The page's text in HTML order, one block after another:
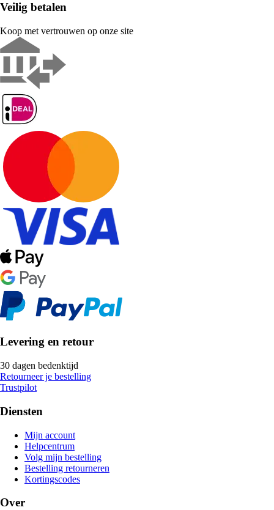
Veilig betalen
Koop met vertrouwen op onze site
Levering en retour
30 dagen bedenktijd
Retourneer je bestelling
Trustpilot
Diensten
Mijn account
Helpcentrum
Volg mijn bestelling
Bestelling retourneren
Kortingscodes
Over